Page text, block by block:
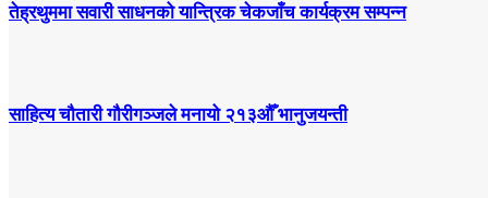
तेह्रथुममा सवारी साधनको यान्त्रिक चेकजाँच कार्यक्रम सम्पन्न
साहित्य चौतारी गौरीगञ्जले मनायो २१३औँ भानुजयन्ती